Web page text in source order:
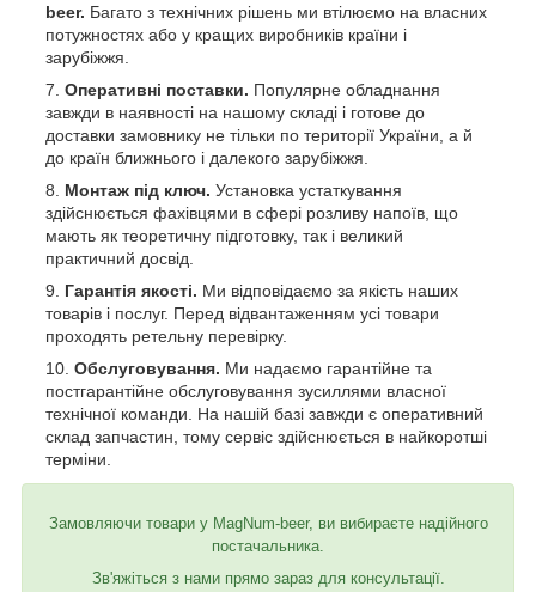
beer. Багато з технічних рішень ми втілюємо на власних
потужностях або у кращих виробників країни і
зарубіжжя.
Оперативні поставки. Популярне обладнання
завжди в наявності на нашому складі і готове до
доставки замовнику не тільки по території України, а й
до країн ближнього і далекого зарубіжжя.
Монтаж під ключ. Установка устаткування
здійснюється фахівцями в сфері розливу напоїв, що
мають як теоретичну підготовку, так і великий
практичний досвід.
Гарантія якості. Ми відповідаємо за якість наших
товарів і послуг. Перед відвантаженням усі товари
проходять ретельну перевірку.
Обслуговування. Ми надаємо гарантійне та
постгарантійне обслуговування зусиллями власної
технічної команди. На нашій базі завжди є оперативний
склад запчастин, тому сервіс здійснюється в найкоротші
терміни.
Замовляючи товари у MagNum-beer, ви вибираєте надійного
постачальника.
Зв'яжіться з нами прямо зараз для консультації.